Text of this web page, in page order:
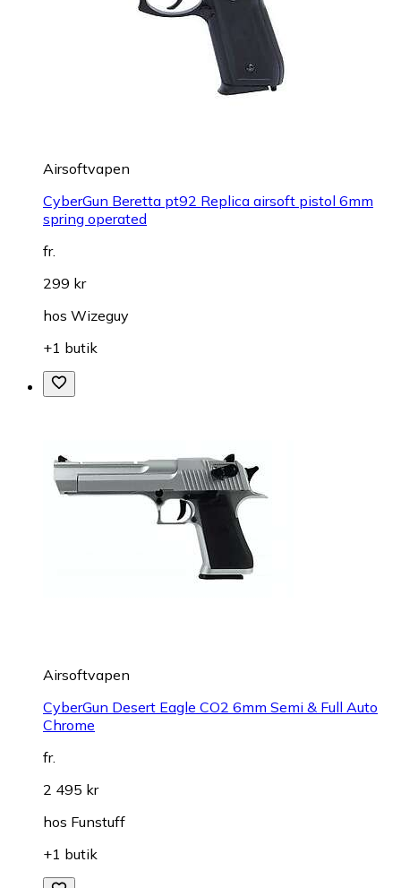
Airsoftvapen
CyberGun Beretta pt92 Replica airsoft pistol 6mm
spring operated
fr.
299 kr
hos Wizeguy
+1 butik
Airsoftvapen
CyberGun Desert Eagle CO2 6mm Semi & Full Auto
Chrome
fr.
2 495 kr
hos Funstuff
+1 butik